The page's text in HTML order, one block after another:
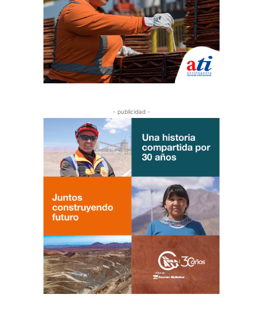
- publicidad -